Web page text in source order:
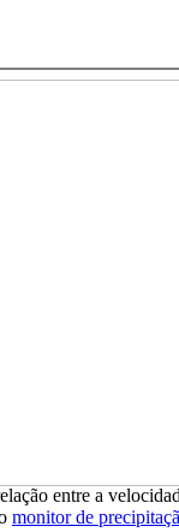
entre a
monitor de